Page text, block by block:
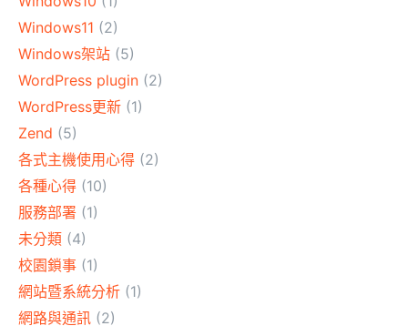
Windows11 (2)
Windows架站 (5)
WordPress plugin (2)
WordPress更新 (1)
Zend (5)
各式主機使用心得 (2)
各種心得 (10)
服務部署 (1)
未分類 (4)
校園鎖事 (1)
網站暨系統分析 (1)
網路與通訊 (2)